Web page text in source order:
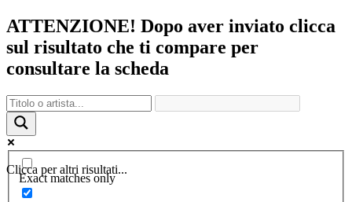
ATTENZIONE! Dopo aver inviato clicca
sul risultato che ti compare per
consultare la scheda
Clicca per altri risultati...
Exact matches only